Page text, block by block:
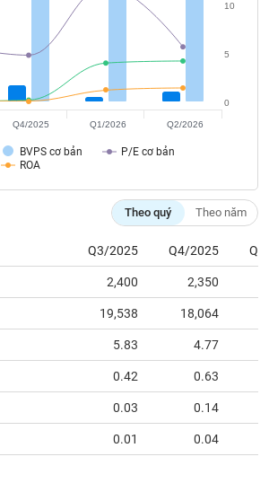
BVPS cơ bản
P/E cơ bản
ROA
0
5
10
Q4/2025 Q1/2026 Q2/2026
Theo quý Theo năm
Q3/2025 Q4/2025
2,400 2,350
19,538 18,064
5.83 4.77
0.42 0.63
0.03 0.14
0.01 0.04